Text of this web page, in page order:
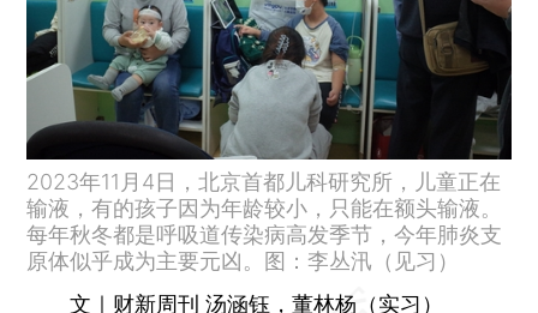
2023年11月4日，北京首都儿科研究所，儿童正在
输液，有的孩子因为年龄较小，只能在额头输液。
每年秋冬都是呼吸道传染病高发季节，今年肺炎支
原体似乎成为主要元凶。图：李丛汛（见习）
文｜财新周刊 汤涵钰，董林杨（实习）